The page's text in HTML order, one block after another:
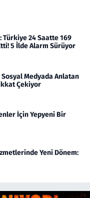
Türkiye 24 Saatte 169
5 İlde Alarm Sürüyor
Medyada Anlatan
Çekiyor
İçin Yepyeni Bir
Yeni Dönem: